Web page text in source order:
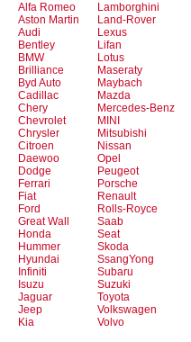
Alfa Romeo
Aston Martin
Audi
Bentley
BMW
Brilliance
Byd Auto
Cadillac
Chery
Chevrolet
Chrysler
Citroen
Daewoo
Dodge
Ferrari
Fiat
Ford
Great Wall
Honda
Hummer
Hyundai
Infiniti
Isuzu
Jaguar
Jeep
Kia
Lamborghini
Land-Rover
Lexus
Lifan
Lotus
Maseraty
Maybach
Mazda
Mercedes-Benz
MINI
Mitsubishi
Nissan
Opel
Peugeot
Porsche
Renault
Rolls-Royce
Saab
Seat
Skoda
SsangYong
Subaru
Suzuki
Toyota
Volkswagen
Volvo